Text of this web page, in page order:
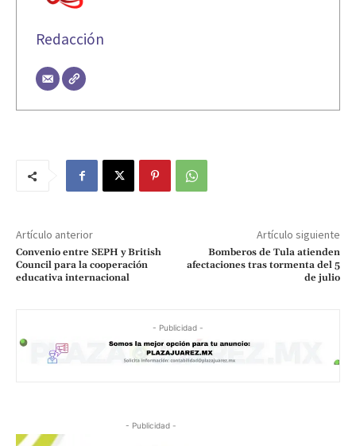
Redacción
Artículo anterior
Convenio entre SEPH y British
Council para la cooperación
educativa internacional
Artículo siguiente
Bomberos de Tula atienden
afectaciones tras tormenta del 5
de julio
- Publicidad -
- Publicidad -